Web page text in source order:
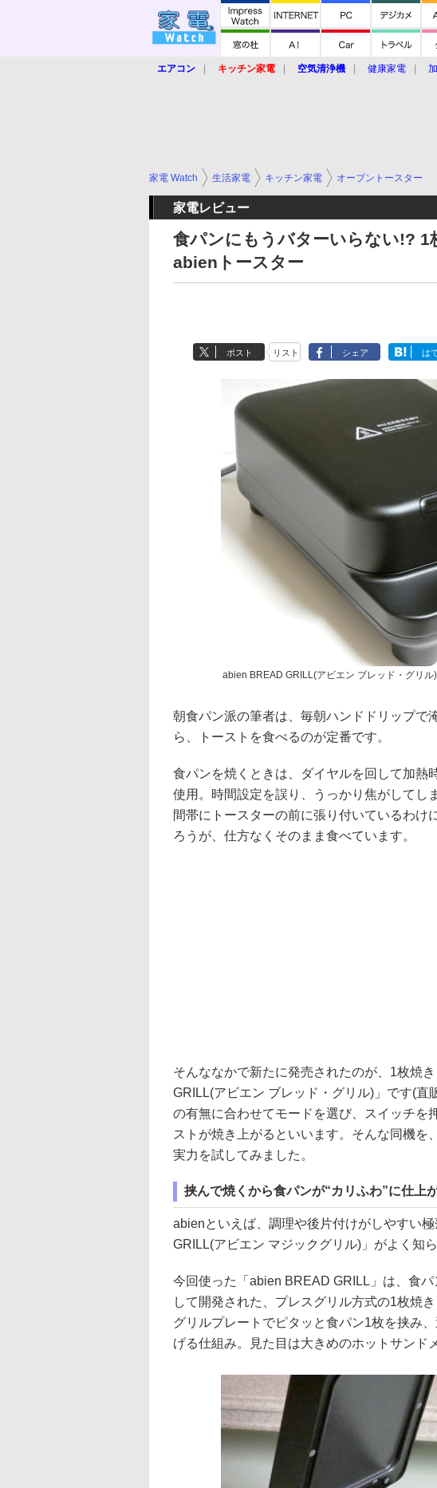
エアコン キッチン家電 空気清浄機 健康家電
家電 Watch 生活家電 キッチン家電 オーブントースター
家電レビュー
食パンにもうバターいらない!? 1
abienトースター
ポスト リスト シェア は
abien BREAD GRILL(アビエン ブレッド・グリル)
朝食パン派の筆者は、毎朝ハンドドリップで
ら、トーストを食べるのが定番です。
食パンを焼くときは、ダイヤルを回して加熱
使用。時間設定を誤り、うっかり焦がしてし
間帯にトースターの前に張り付いているわけ
ろうが、仕方なくそのまま食べています。
そんななかで新たに発売されたのが、1枚焼
GRILL(アビエン ブレッド・グリル)」です(直
の有無に合わせてモードを選び、スイッチを
ストが焼き上がるといいます。そんな同機を
実力を試してみました。
挟んで焼くから食パンが“カリふわ”に仕上
abienといえば、調理や後片付けがしやすい
GRILL(アビエン マジックグリル)」がよく知ら
今回使った「abien BREAD GRILL」は、食
して開発された、プレスグリル方式の1枚焼
グリルプレートでピタッと食パン1枚を挟み
げる仕組み。見た目は大きめのホットサンド